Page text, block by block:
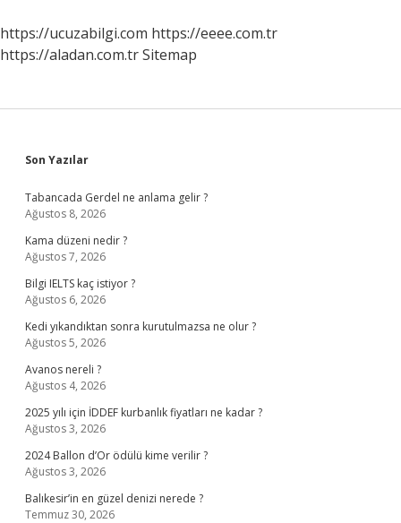
https://ucuzabilgi.com https://eeee.com.tr
https://aladan.com.trSitemap
Sidebar
Son Yazılar
Tabancada Gerdel ne anlama gelir ?
Ağustos 8, 2026
Kama düzeni nedir ?
Ağustos 7, 2026
Bilgi IELTS kaç istiyor ?
Ağustos 6, 2026
Kedi yıkandıktan sonra kurutulmazsa ne olur ?
Ağustos 5, 2026
Avanos nereli ?
Ağustos 4, 2026
2025 yılı için İDDEF kurbanlık fiyatları ne kadar ?
Ağustos 3, 2026
2024 Ballon d’Or ödülü kime verilir ?
Ağustos 3, 2026
Balıkesir’in en güzel denizi nerede ?
Temmuz 30, 2026